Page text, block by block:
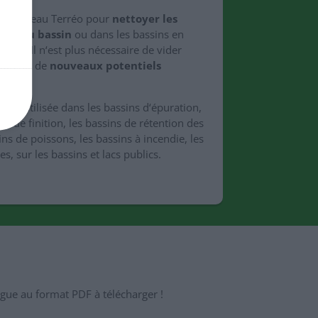
radeau Terréo pour nettoyer les
du bassin ou dans les bassins en
Il n‘est plus nécessaire de vider
de nouveaux potentiels
utilisée dans les bassins d‘épuration,
de finition, les bassins de rétention des
de poissons, les bassins à incendie, les
sur les bassins et lacs publics.
au format PDF à télécharger !